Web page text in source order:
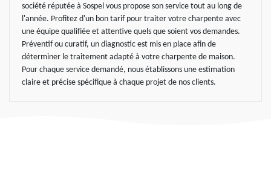
société réputée à Sospel vous propose son service tout au long de
l'année. Profitez d'un bon tarif pour traiter votre charpente avec
une équipe qualifiée et attentive quels que soient vos demandes.
Préventif ou curatif, un diagnostic est mis en place afin de
déterminer le traitement adapté à votre charpente de maison.
Pour chaque service demandé, nous établissons une estimation
claire et précise spécifique à chaque projet de nos clients.